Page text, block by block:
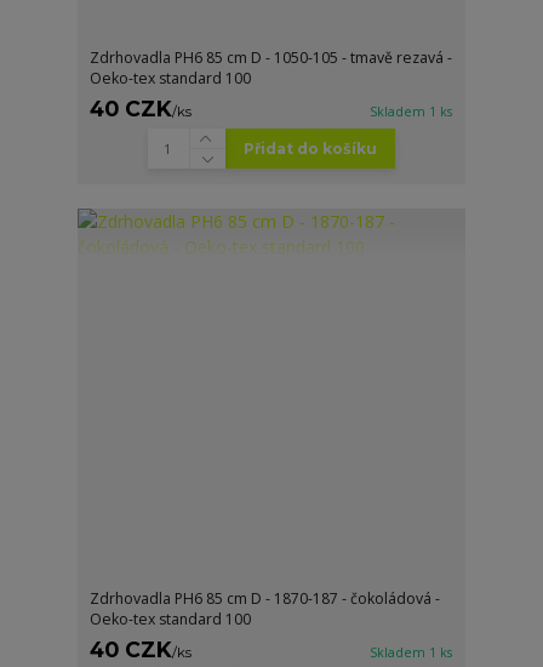
Zdrhovadla PH6 85 cm D - 1050-105 - tmavě rezavá -
Oeko-tex standard 100
40 CZK/ks Skladem 1 ks
Přidat do košíku
Zdrhovadla PH6 85 cm D - 1870-187 - čokoládová -
Oeko-tex standard 100
40 CZK/ks Skladem 1 ks